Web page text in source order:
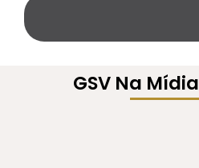
GSV Na Mídia